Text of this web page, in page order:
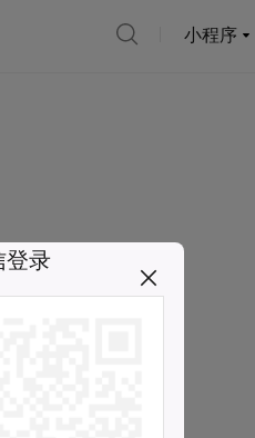
小程序
登录